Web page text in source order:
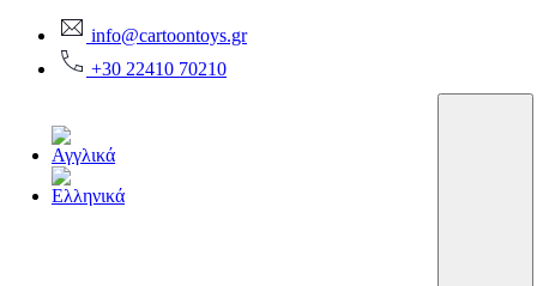
info@cartoontoys.gr
+30 22410 70210